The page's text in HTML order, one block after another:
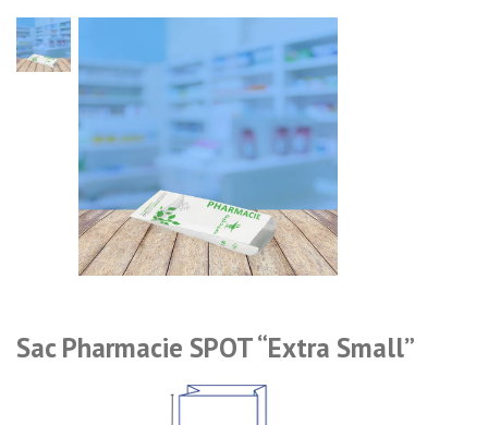
Sac Pharmacie SPOT “Extra Small”